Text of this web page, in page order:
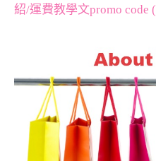
紹/運費教學文promo code